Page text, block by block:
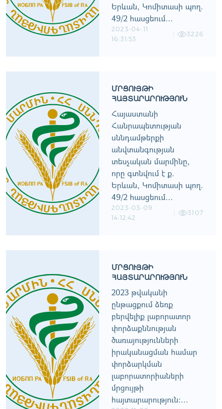
Երևան, Կոմիտասի պող.
49/2 հասցեում...
2023-04-11
16:31:53
3226
ՄՐՑՈՒՅԹԻ
ՀԱՅՏԱՐԱՐՈՒԹՅՈՒՆ
Հայաստանի
Հանրապետության
սննդամթերքի
անվտանգության
տեսչական մարմինը,
որը գտնվում է ք.
Երևան, Կոմիտասի պող.
49/2 հասցեում...
2023-03-09
14:12:42
3107
ՄՐՑՈՒՅԹԻ
ՀԱՅՏԱՐԱՐՈՒԹՅՈՒՆ
2023 թվականի
ընթացքում ձեռք
բերվելիք լաբորատոր
փորձաքննության
ծառայությունների
իրականացման համար
փորձարկման
լաբորատորիաների
մրցույթի
հայտարարություն:...